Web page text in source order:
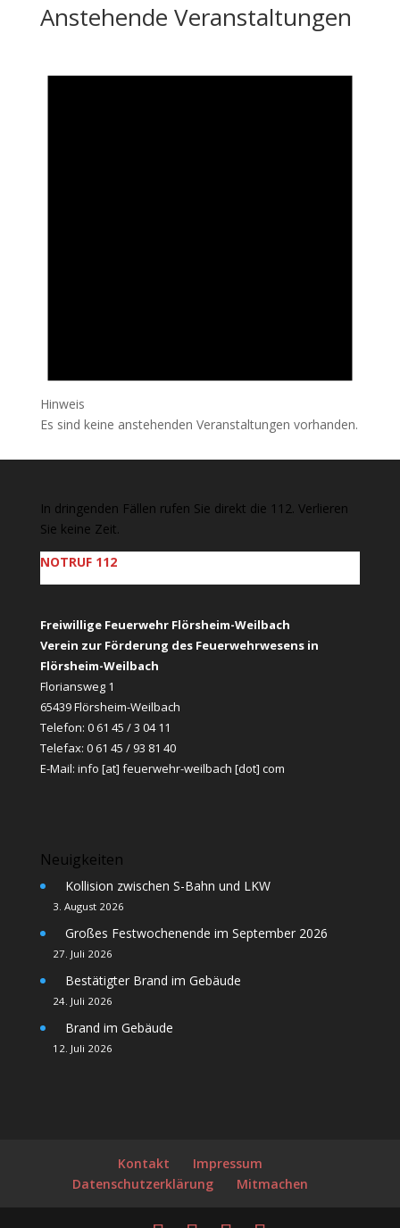
Anstehende Veranstaltungen
Hinweis
Es sind keine anstehenden Veranstaltungen vorhanden.
In dringenden Fällen rufen Sie direkt die 112. Verlieren
Sie keine Zeit.
NOTRUF 112
Freiwillige Feuerwehr Flörsheim-Weilbach
Verein zur Förderung des Feuerwehrwesens in
Flörsheim-Weilbach
Floriansweg 1
65439 Flörsheim-Weilbach
Telefon: 0 61 45 / 3 04 11
Telefax: 0 61 45 / 93 81 40
E-Mail: info [at] feuerwehr-weilbach [dot] com
Neuigkeiten
Kollision zwischen S-Bahn und LKW
3. August 2026
Großes Festwochenende im September 2026
27. Juli 2026
Bestätigter Brand im Gebäude
24. Juli 2026
Brand im Gebäude
12. Juli 2026
Kontakt
Impressum
Datenschutzerklärung
Mitmachen